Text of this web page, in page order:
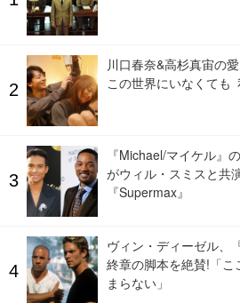
川口春奈&高杉真宙の
この世界にいなくても
『Michael/マイケル』
がウィル・スミスと共
『Supermax』
ヴィン・ディーゼル、
終章の脚本を絶賛!「こ
まらない」